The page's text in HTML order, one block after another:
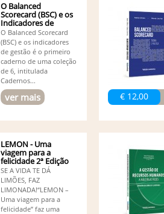
O Balanced
Scorecard (BSC) e os
Indicadores de
Gestão
O Balanced Scorecard
(BSC) e os indicadores
de gestão é o primeiro
caderno de uma coleção
de 6, intitulada
Cadernos...
ver mais € 12,00
LEMON - Uma
viagem para a
felicidade 2ª Edição
SE A VIDA TE DÁ
LIMÕES, FAZ
LIMONADA!“LEMON –
Uma viagem para a
felicidade” faz uma